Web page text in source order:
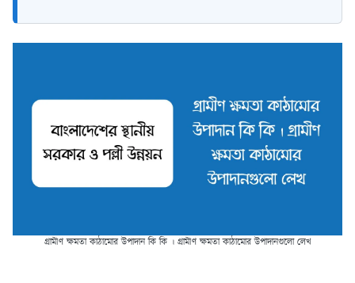
গ্রামীণ ক্ষমতা কাঠামোর উপাদান কি কি । গ্রামীণ ক্ষমতা কাঠামোর উপাদানগুলো লেখ